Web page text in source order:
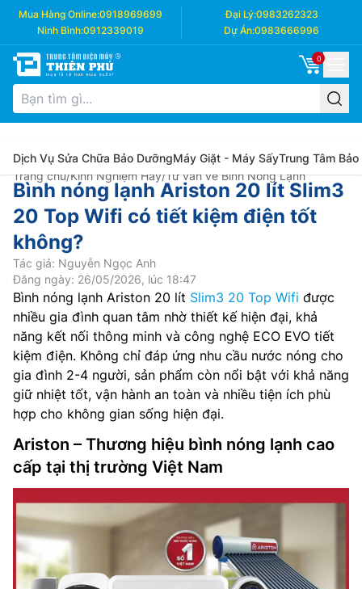
Mua Hàng Online:0918969699 Đại Lý:0983262323
Ninh Bình:0912339019 Dự Án:0983666996
0
Dịch Vụ Sửa Chữa Bảo DưỡngMáy Giặt - Máy SấyTrung Tâm Bảo
Trang chủ/Kinh Nghiệm Hay/Tư vấn về Bình Nóng Lạnh
Bình nóng lạnh Ariston 20 lít Slim3
20 Top Wifi có tiết kiệm điện tốt
không?
Tác giả: Nguyễn Ngọc Anh
Đăng ngày: 26/05/2026, lúc 18:47
Bình nóng lạnh Ariston 20 lít Slim3 20 Top Wifi được
nhiều gia đình quan tâm nhờ thiết kế hiện đại, khả
năng kết nối thông minh và công nghệ ECO EVO tiết
kiệm điện. Không chỉ đáp ứng nhu cầu nước nóng cho
gia đình 2-4 người, sản phẩm còn nổi bật với khả năng
giữ nhiệt tốt, vận hành an toàn và nhiều tiện ích phù
hợp cho không gian sống hiện đại.
Ariston – Thương hiệu bình nóng lạnh cao
cấp tại thị trường Việt Nam